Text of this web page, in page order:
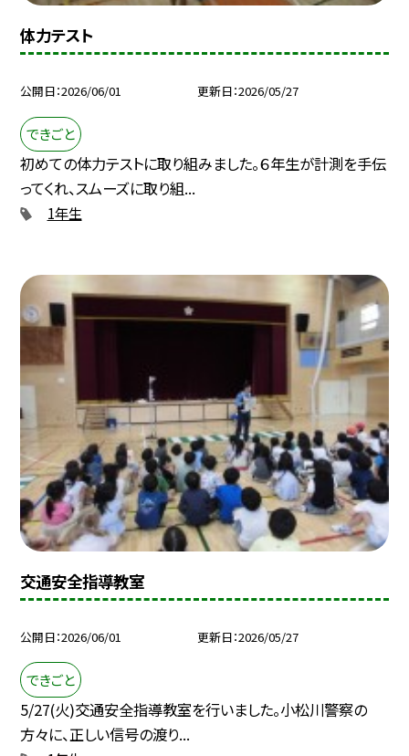
体力テスト
公開日 2026/06/01 更新日 2026/05/27
できごと
初めての体力テストに取り組みました。６年生が計測を手伝
ってくれ、スムーズに取り組...
1年生
交通安全指導教室
公開日 2026/06/01 更新日 2026/05/27
できごと
5/27(火)交通安全指導教室を行いました。小松川警察の
方々に、正しい信号の渡り...